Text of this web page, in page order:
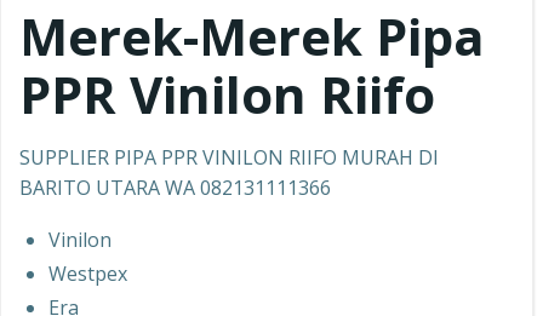
Merek-Merek Pipa
PPRVinilon Riifo
SUPPLIER PIPA PPR VINILON RIIFO MURAH DI
BARITO UTARA WA 082131111366
Vinilon
Westpex
Era